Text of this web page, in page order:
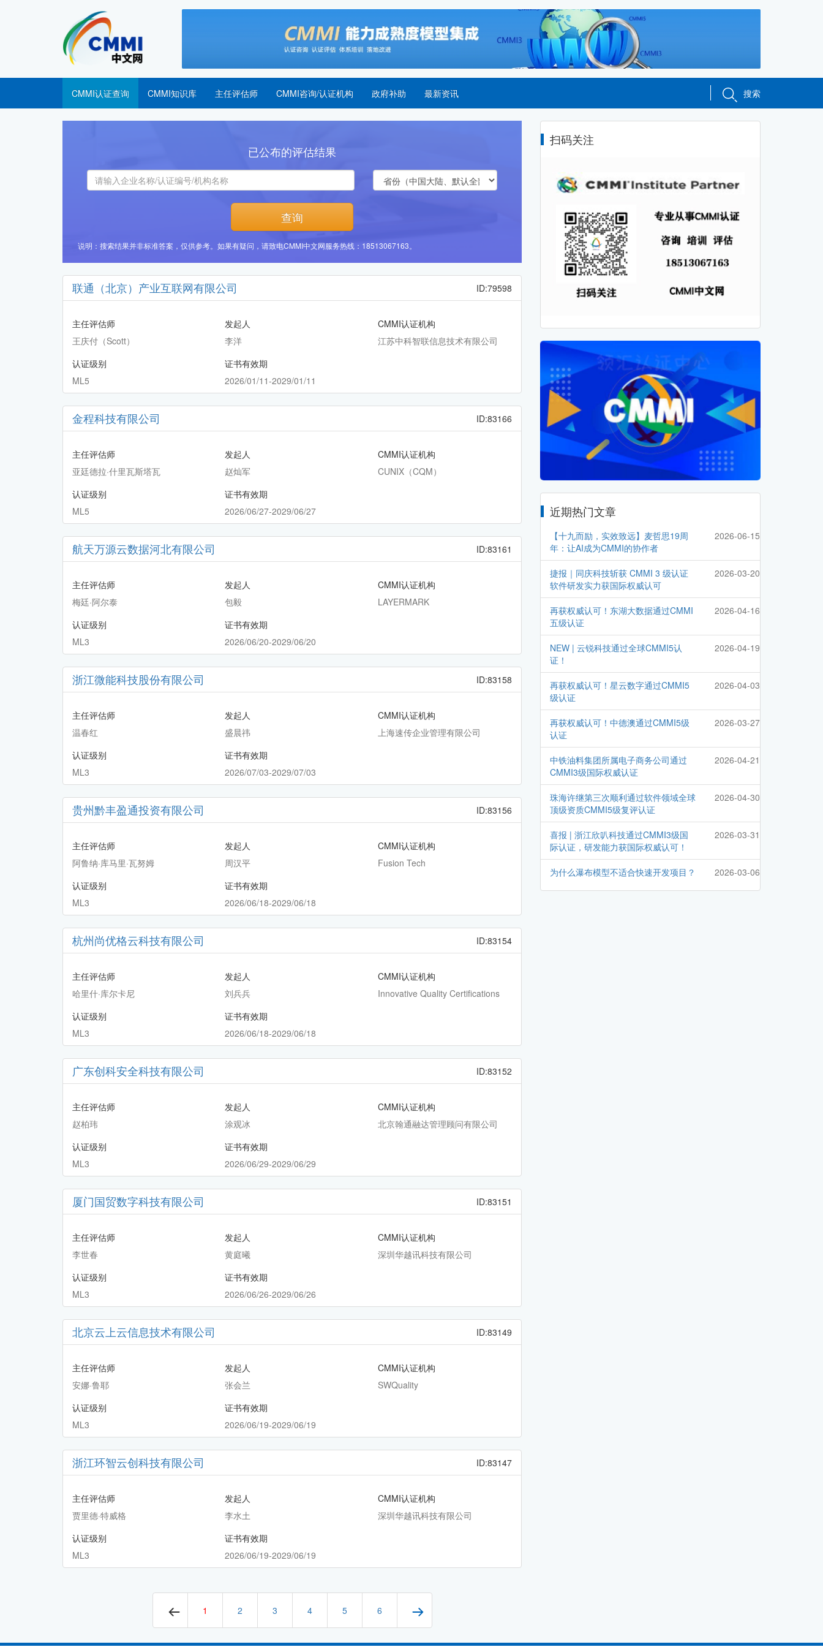
CMMI认证查询 CMMI知识库 主任评估师 CMMI咨询/认证机构 政府补助 最新资讯 搜索
已公布的评估结果
查询
说明：搜索结果并非标准答案，仅供参考。如果有疑问，请致电CMMI中文网服务热线：18513067163。
联通（北京）产业互联网有限公司 ID:79598
主任评估师
王庆付（Scott）
发起人
李洋
CMMI认证机构
江苏中科智联信息技术有限公司
认证级别
ML5
证书有效期
2026/01/11-2029/01/11
金程科技有限公司 ID:83166
主任评估师
亚廷德拉·什里瓦斯塔瓦
发起人
赵灿军
CMMI认证机构
CUNIX（CQM）
认证级别
ML5
证书有效期
2026/06/27-2029/06/27
航天万源云数据河北有限公司 ID:83161
主任评估师
梅廷·阿尔泰
发起人
包毅
CMMI认证机构
LAYERMARK
认证级别
ML3
证书有效期
2026/06/20-2029/06/20
浙江微能科技股份有限公司 ID:83158
主任评估师
温春红
发起人
盛晨祎
CMMI认证机构
上海速传企业管理有限公司
认证级别
ML3
证书有效期
2026/07/03-2029/07/03
贵州黔丰盈通投资有限公司 ID:83156
主任评估师
阿鲁纳·库马里·瓦努姆
发起人
周汉平
CMMI认证机构
Fusion Tech
认证级别
ML3
证书有效期
2026/06/18-2029/06/18
杭州尚优格云科技有限公司 ID:83154
主任评估师
哈里什·库尔卡尼
发起人
刘兵兵
CMMI认证机构
Innovative Quality Certifications
认证级别
ML3
证书有效期
2026/06/18-2029/06/18
广东创科安全科技有限公司 ID:83152
主任评估师
赵柏玮
发起人
涂观冰
CMMI认证机构
北京翰通融达管理顾问有限公司
认证级别
ML3
证书有效期
2026/06/29-2029/06/29
厦门国贸数字科技有限公司 ID:83151
主任评估师
李世春
发起人
黄庭曦
CMMI认证机构
深圳华越讯科技有限公司
认证级别
ML3
证书有效期
2026/06/26-2029/06/26
北京云上云信息技术有限公司 ID:83149
主任评估师
安娜·鲁耶
发起人
张会兰
CMMI认证机构
SWQuality
认证级别
ML3
证书有效期
2026/06/19-2029/06/19
浙江环智云创科技有限公司 ID:83147
主任评估师
贾里德·特威格
发起人
李水土
CMMI认证机构
深圳华越讯科技有限公司
认证级别
ML3
证书有效期
2026/06/19-2029/06/19
1 2 3 4 5 6
扫码关注
近期热门文章
【十九而励，实效致远】麦哲思19周
年：让AI成为CMMI的协作者
2026-06-15
捷报｜同庆科技斩获 CMMI 3 级认证
软件研发实力获国际权威认可
2026-03-20
再获权威认可！东湖大数据通过CMMI
五级认证
2026-04-16
NEW | 云锐科技通过全球CMMI5认
证！
2026-04-19
再获权威认可！星云数字通过CMMI5
级认证
2026-04-03
再获权威认可！中德澳通过CMMI5级
认证
2026-03-27
中铁油料集团所属电子商务公司通过
CMMI3级国际权威认证
2026-04-21
珠海许继第三次顺利通过软件领域全球
顶级资质CMMI5级复评认证
2026-04-30
喜报 | 浙江欣叭科技通过CMMI3级国
际认证，研发能力获国际权威认可！
2026-03-31
为什么瀑布模型不适合快速开发项目？ 2026-03-06